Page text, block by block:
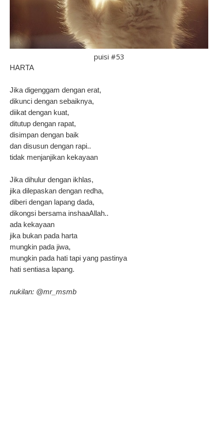
puisi #53
HARTA
Jika digenggam dengan erat,
dikunci dengan sebaiknya,
diikat dengan kuat,
ditutup dengan rapat,
disimpan dengan baik
dan disusun dengan rapi..
tidak menjanjikan kekayaan
Jika dihulur dengan ikhlas,
jika dilepaskan dengan redha,
diberi dengan lapang dada,
dikongsi bersama inshaaAllah..
ada kekayaan
jika bukan pada harta
mungkin pada jiwa,
mungkin pada hati tapi yang pastinya
hati sentiasa lapang.
nukilan: @mr_msmb